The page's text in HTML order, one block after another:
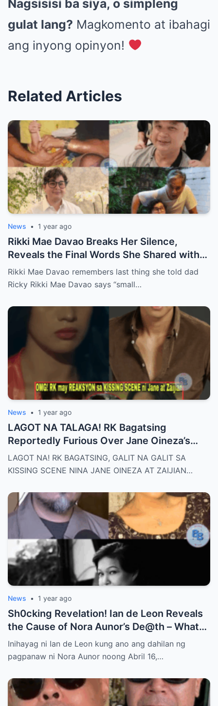
Nagsisisi ba siya, o simpleng
gulat lang? Magkomento at ibahagi
ang inyong opinyon!
Related Articles
News • 1 year ago
Rikki Mae Davao Breaks Her Silence,
Reveals the Final Words She Shared with
Her Father Ricky Davao Before His Passing
— A Tearful Memory That Continues to
Message Behind Their Last Conversation
Rikki Mae Davao remembers last thing she told dad
Ricky Rikki Mae Davao says “small…
News • 1 year ago
LAGOT NA TALAGA! RK Bagatsing
Reportedly Furious Over Jane Oineza’s
Ki$$ing Scene with Zaijian Jaranilla —
Tension Rises Behind the Scenes as Fans
Line for the Real-Life Couple?
LAGOT NA! RK BAGATSING, GALIT NA GALIT SA
KISSING SCENE NINA JANE OINEZA AT ZAIJIAN…
News • 1 year ago
Sh0cking Revelation! Ian de Leon Reveals
the Cause of Nora Aunor’s De@th – What
Hidden Truth Lies Behind the Passing of a
Legend?
Inihayag ni Ian de Leon kung ano ang dahilan ng
pagpanaw ni Nora Aunor noong Abril 16,…